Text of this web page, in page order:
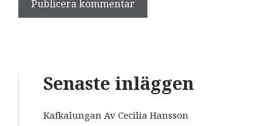
Senaste inläggen
Kafkalungan Av Cecilia Hansson